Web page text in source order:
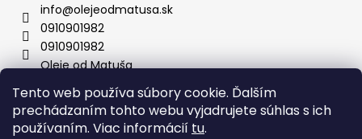
Tento web používa súbory cookie. Ďalším
prechádzaním tohto webu vyjadrujete súhlas s ich
používaním. Viac informácií tu.
info@olejeodmatusa.sk
0910901982
0910901982
Oleje od Matuša
Instagram